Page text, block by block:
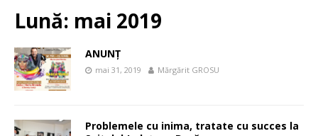
Lună: mai 2019
ANUNȚ
mai 31, 2019 Mărgărit GROSU
Problemele cu inima, tratate cu succes la